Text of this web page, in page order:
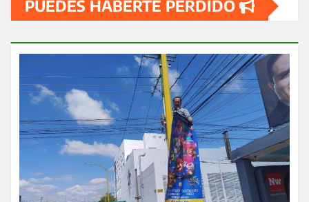
PUEDES HABERTE PERDIDO